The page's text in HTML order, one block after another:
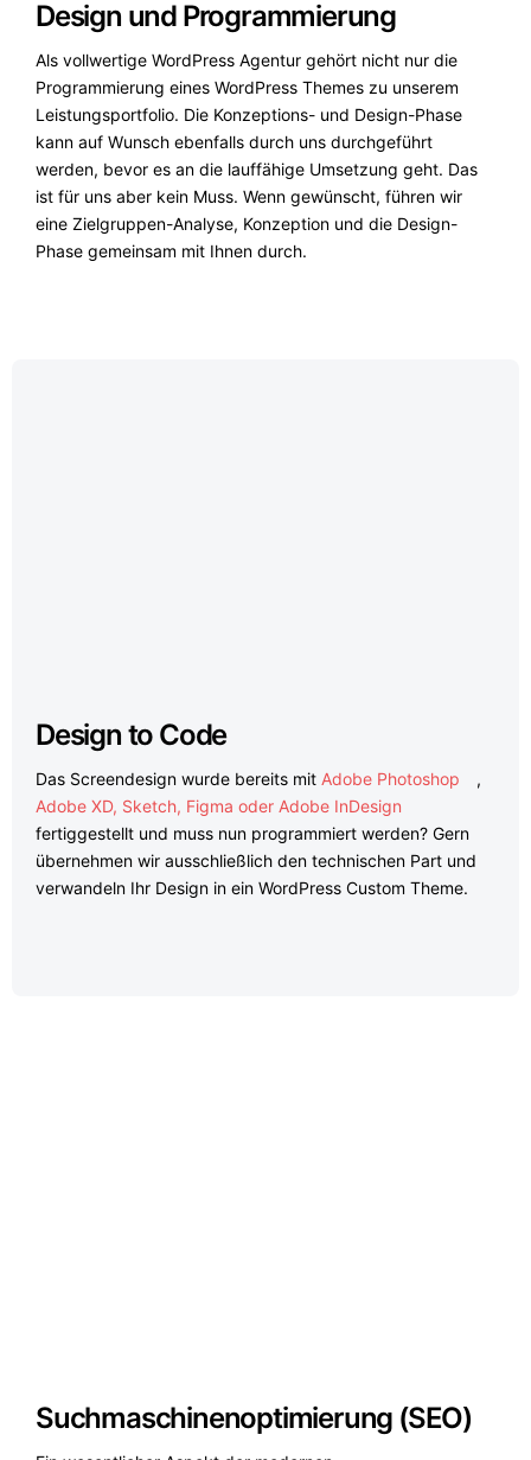
Design und Programmierung
Als vollwertige WordPress Agentur gehört nicht nur die
Programmierung eines WordPress Themes zu unserem
Leistungsportfolio. Die Konzeptions- und Design-Phase
kann auf Wunsch ebenfalls durch uns durchgeführt
werden, bevor es an die lauffähige Umsetzung geht. Das
ist für uns aber kein Muss. Wenn gewünscht, führen wir
eine Zielgruppen-Analyse, Konzeption und die Design-
Phase gemeinsam mit Ihnen durch.
Design to Code
Das Screendesign wurde bereits mit Adobe Photoshop
,
Adobe XD, Sketch, Figma oder Adobe InDesign
fertiggestellt und muss nun programmiert werden? Gern
übernehmen wir ausschließlich den technischen Part und
verwandeln Ihr Design in ein WordPress Custom Theme.
Suchmaschinenoptimierung (SEO)